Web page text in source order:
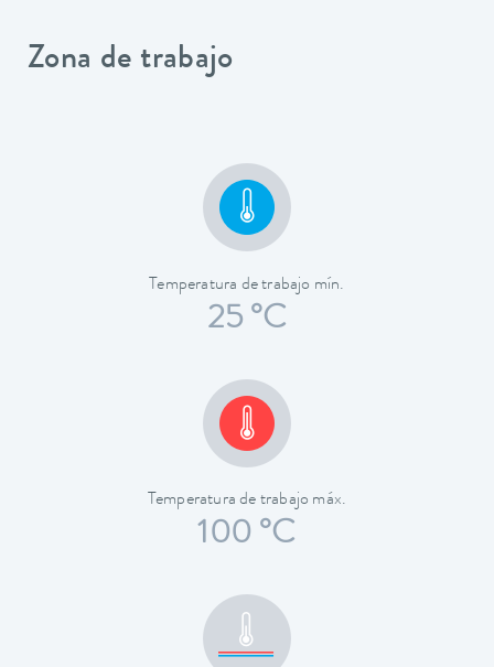
Zona de trabajo
Temperatura de trabajo mín.
25 °C
Temperatura de trabajo máx.
100 °C